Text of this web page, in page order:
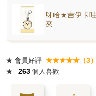
呀哈★吉伊卡
來
★ 會員好評 ★★★★★（3）
★
263 個人喜歡